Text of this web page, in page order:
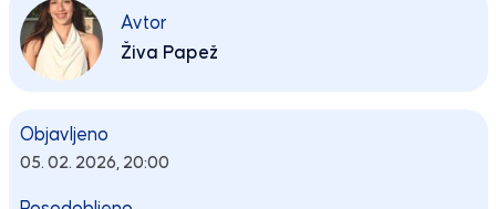
Avtor
Živa Papež
Objavljeno
05. 02. 2026, 20:00